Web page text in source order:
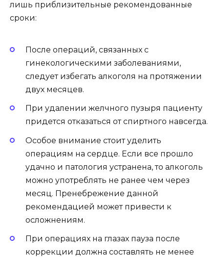
лишь приблизительные рекомендованные
сроки:
После операций, связанных с
гинекологическими заболеваниями,
следует избегать алкоголя на протяжении
двух месяцев.
При удалении желчного пузыря пациенту
придется отказаться от спиртного навсегда.
Особое внимание стоит уделить
операциям на сердце. Если все прошло
удачно и патология устранена, то алкоголь
можно употреблять не ранее чем через
месяц. Пренебрежение данной
рекомендацией может привести к
осложнениям.
При операциях на глазах пауза после
коррекции должна составлять не менее